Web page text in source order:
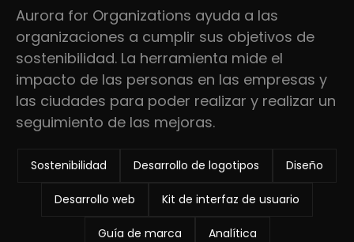
Aurora for Organizations ayuda a las
organizaciones a cumplir sus objetivos de
sostenibilidad. La herramienta mide el
impacto de las personas en las empresas y
las ciudades para poder realizar y realizar un
seguimiento de las mejoras.
Sostenibilidad Desarrollo de logotipos Diseño
Desarrollo web Kit de interfaz de usuario
Guía de marca Analítica